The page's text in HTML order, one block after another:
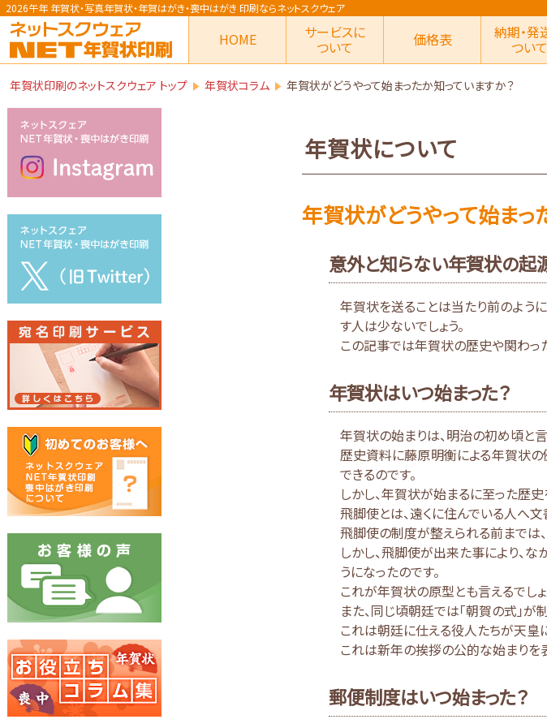
2026午年 年賀状・写真年賀状・年賀はがき・喪中はがき 印刷ならネットスクウェア
HOME サービスに
ついて 価格表 納期・発
ついて
年賀状印刷のネットスクウェア トップ 年賀状コラム 年賀状がどうやって始まったか知っていますか？
年賀状について
年賀状がどうやって始まっ
意外と知らない年賀状の起
年賀状を送ることは当たり前のように
す人は少ないでしょう。
この記事では年賀状の歴史や関わっ
年賀状はいつ始まった？
年賀状の始まりは、明治の初め頃と
歴史資料に藤原明衡による年賀状の
できるのです。
しかし、年賀状が始まるに至った歴史
飛脚使とは、遠くに住んでいる人へ
飛脚使の制度が整えられる前までは
しかし、飛脚使が出来た事により、
うになったのです。
これが年賀状の原型とも言えるでしょ
また、同じ頃朝廷では「朝賀の式」が
これは朝廷に仕える役人たちが天皇
これは新年の挨拶の公的な始まりを
郵便制度はいつ始まった？